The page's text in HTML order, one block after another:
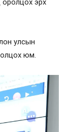
эрх
улсын
юм.